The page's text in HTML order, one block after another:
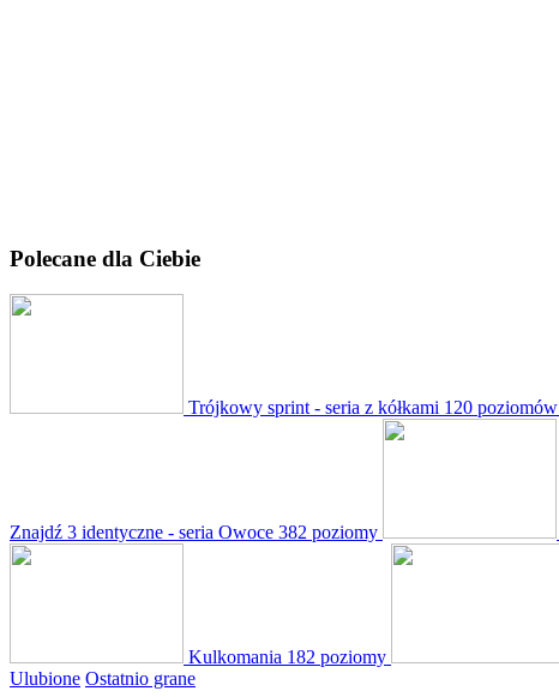
Polecane dla Ciebie
Trójkowy sprint - seria z kółkami 120 poziomów
Znajdź 3 identyczne - seria Owoce 382 poziomy
Kulkomania 182 poziomy
Ulubione Ostatnio grane